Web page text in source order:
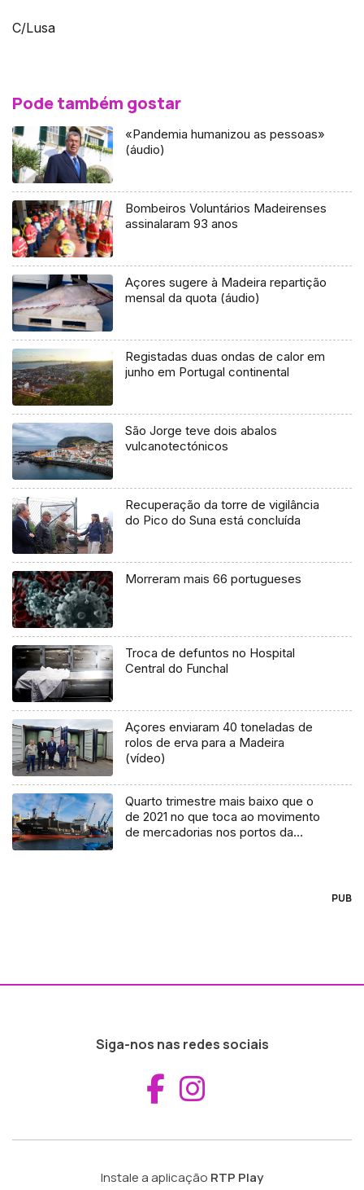
C/Lusa
Pode também gostar
«Pandemia humanizou as pessoas»
(áudio)
Bombeiros Voluntários Madeirenses
assinalaram 93 anos
Açores sugere à Madeira repartição
mensal da quota (áudio)
Registadas duas ondas de calor em
junho em Portugal continental
São Jorge teve dois abalos
vulcanotectónicos
Recuperação da torre de vigilância
do Pico do Suna está concluída
Morreram mais 66 portugueses
Troca de defuntos no Hospital
Central do Funchal
Açores enviaram 40 toneladas de
rolos de erva para a Madeira
(vídeo)
Quarto trimestre mais baixo que o
de 2021 no que toca ao movimento
de mercadorias nos portos da
PUB
Siga-nos nas redes sociais
Aceder ao
Instale a aplicação RTP Play